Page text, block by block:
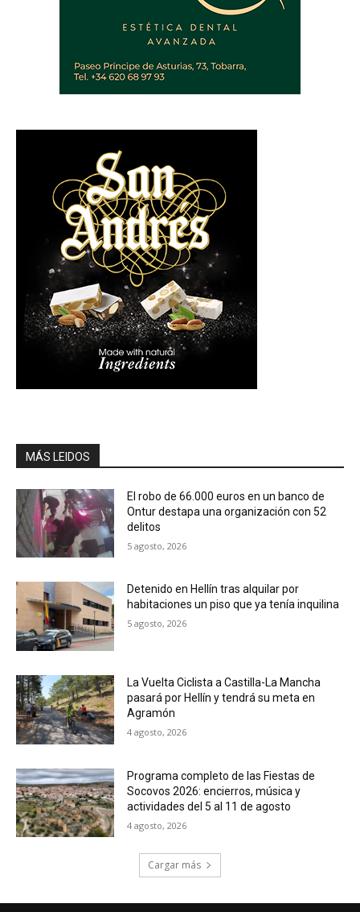
MÁS LEIDOS
El robo de 66.000 euros en un banco de
Ontur destapa una organización con 52
delitos
5 agosto, 2026
Detenido en Hellín tras alquilar por
habitaciones un piso que ya tenía inquilina
5 agosto, 2026
La Vuelta Ciclista a Castilla-La Mancha
pasará por Hellín y tendrá su meta en
Agramón
4 agosto, 2026
Programa completo de las Fiestas de
Socovos 2026: encierros, música y
actividades del 5 al 11 de agosto
4 agosto, 2026
Cargar más